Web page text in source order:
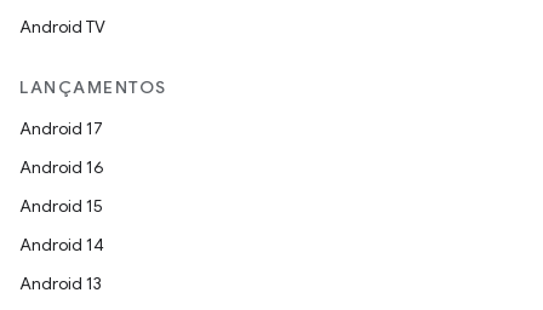
Android TV
LANÇAMENTOS
Android 17
Android 16
Android 15
Android 14
Android 13